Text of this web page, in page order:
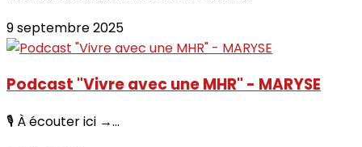
9 septembre 2025
Podcast "Vivre avec une MHR" - MARYSE
🎙 À écouter ici →...